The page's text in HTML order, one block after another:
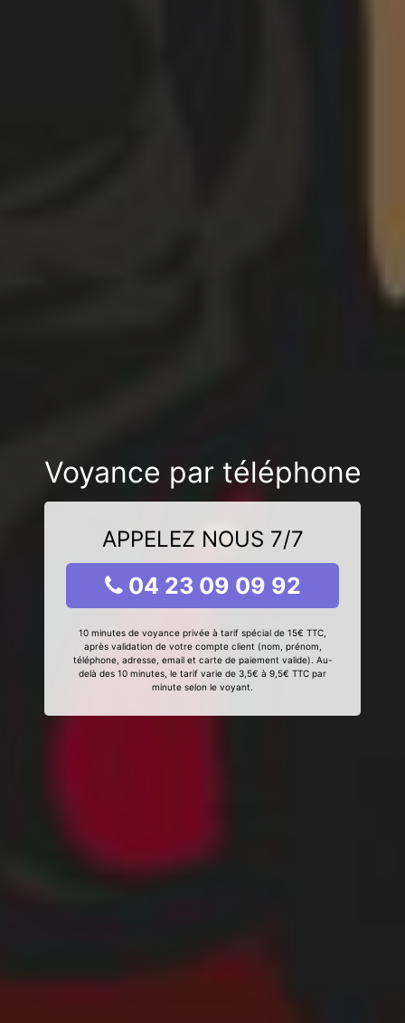
Voyance par téléphone
APPELEZ NOUS 7/7
04 23 09 09 92
10 minutes de voyance privée à tarif spécial de 15€ TTC,
après validation de votre compte client (nom, prénom,
téléphone, adresse, email et carte de paiement valide). Au-
delà des 10 minutes, le tarif varie de 3,5€ à 9,5€ TTC par
minute selon le voyant.